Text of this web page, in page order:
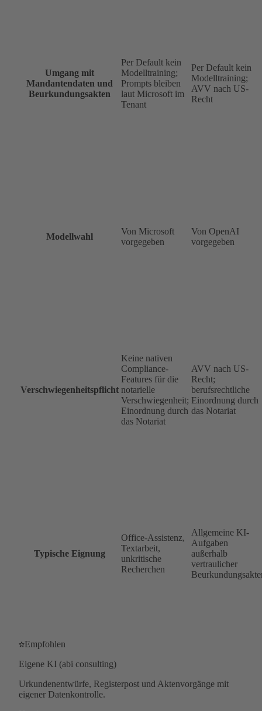
Umgang mit
Mandantendaten und
Beurkundungsakten
Per Default kein
Modelltraining;
Prompts bleiben
laut Microsoft im
Tenant
Per Default kein
Modelltraining;
AVV nach US-
Recht
Modellwahl
Von Microsoft
vorgegeben
Von OpenAI
vorgegeben
Verschwiegenheitspflicht
Keine nativen
Compliance-
Features für die
notarielle
Verschwiegenheit;
Einordnung durch
das Notariat
AVV nach US-
Recht;
berufsrechtliche
Einordnung durch
das Notariat
Typische Eignung
Office-Assistenz,
Textarbeit,
unkritische
Recherchen
Allgemeine KI-
Aufgaben
außerhalb
vertraulicher
Empfohlen
Eigene KI (abi consulting)
Urkundenentwürfe, Registerpost und Aktenvorgänge mit
eigener Datenkontrolle.